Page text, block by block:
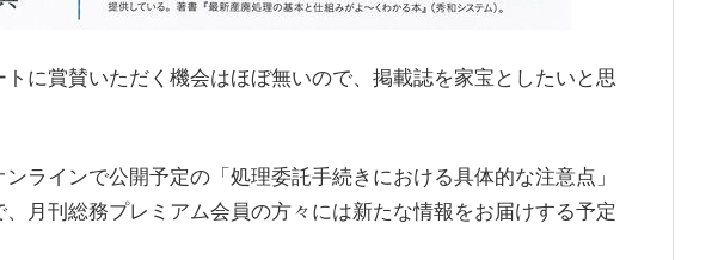
トに賞賛いただく機会はほぼ無いので、掲載誌を家宝としたいと思
ラインで公開予定の「処理委託手続きにおける具体的な注意点」
月刊総務プレミアム会員の方々には新たな情報をお届けする予定